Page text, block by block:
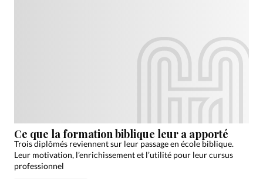
Ce que la formation biblique leur a apporté
Trois diplômés reviennent sur leur passage en école biblique.
Leur motivation, l’enrichissement et l’utilité pour leur cursus
professionnel